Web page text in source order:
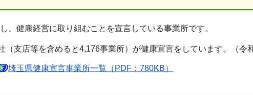
、健康経営に取り組むことを宣言している事業所です。
（支店等を含めると4,176事業所）が健康宣言をしています。（令
埼玉県健康宣言事業所一覧（PDF：780KB）